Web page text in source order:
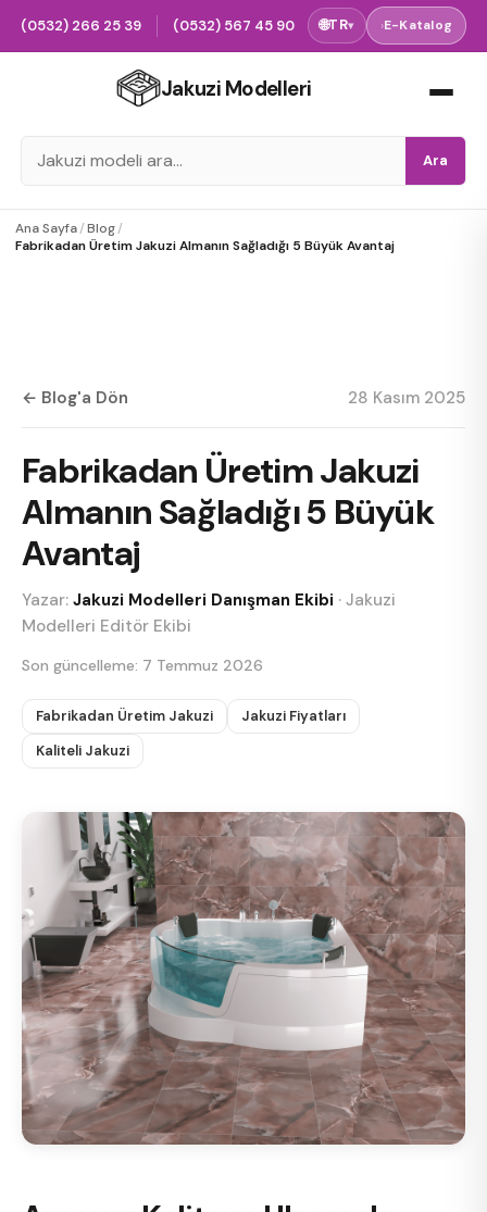
(0532) 266 25 39 (0532) 567 45 90 🌐TR▾ ›E-Katalog
Jakuzi Modelleri
Ara
Ana Sayfa/Blog/
Fabrikadan Üretim Jakuzi Almanın Sağladığı 5 Büyük Avantaj
← Blog'a Dön 28 Kasım 2025
Fabrikadan Üretim Jakuzi
Almanın Sağladığı 5 Büyük
Avantaj
Yazar: Jakuzi Modelleri Danışman Ekibi · Jakuzi
Modelleri Editör Ekibi
Son güncelleme: 7 Temmuz 2026
Fabrikadan Üretim Jakuzi
Jakuzi Fiyatları
Kaliteli Jakuzi